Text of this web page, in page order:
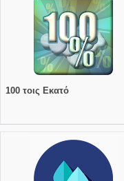
100 τοις Εκατό